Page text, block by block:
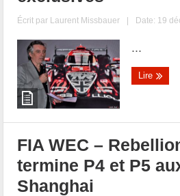
Écrit par Laurent Missbauer | Date: 19
...
Lire
FIA WEC –
termine P4 et P5
Shanghai